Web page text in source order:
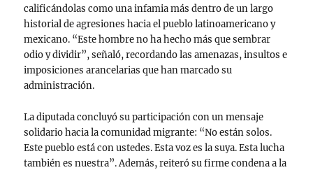
calificándolas como una infamia más dentro de un largo
historial de agresiones hacia el pueblo latinoamericano y
mexicano. “Este hombre no ha hecho más que sembrar
odio y dividir”, señaló, recordando las amenazas, insultos e
imposiciones arancelarias que han marcado su
administración.
La diputada concluyó su participación con un mensaje
solidario hacia la comunidad migrante: “No están solos.
Este pueblo está con ustedes. Esta voz es la suya. Esta lucha
también es nuestra”. Además, reiteró su firme condena a la